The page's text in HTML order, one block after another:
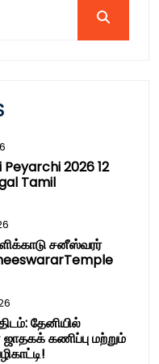
2026 12
Tamil
சனீஸ்வரர்
தேனியில்
கணிப்பு மற்றும்